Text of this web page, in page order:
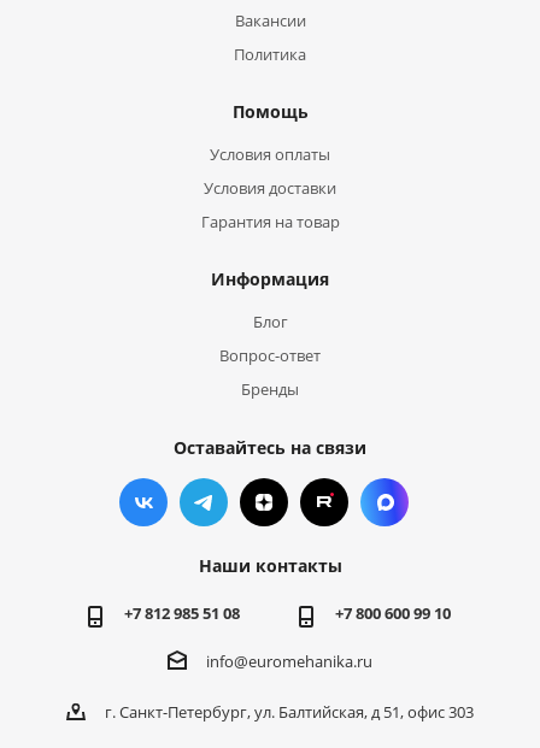
Вакансии
Политика
Помощь
Условия оплаты
Условия доставки
Гарантия на товар
Информация
Блог
Вопрос-ответ
Бренды
Оставайтесь на связи
Наши контакты
+7 812 985 51 08 +7 800 600 99 10
info@euromehanika.ru
г. Санкт-Петербург, ул. Балтийская, д 51, офис 303